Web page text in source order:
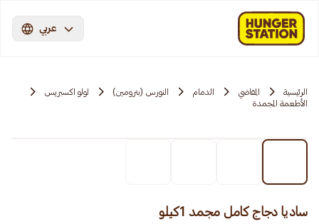
عربي
الرئيسية المقاضي الدمام النورس (بترومين)
لولو اكسبريس
الأطعمة المجمدة
ساديا دجاج كامل مجمد 1كيلو